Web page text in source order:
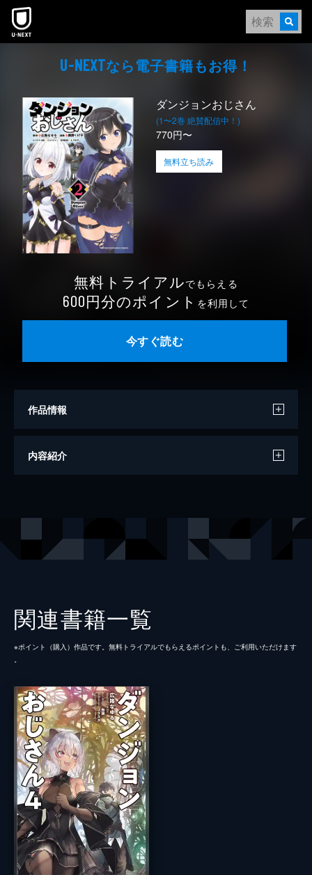
本文へスキップ
U-NEXTなら電⼦書籍もお得！
ダンジョンおじさん
(1〜2巻 絶賛配信中！)
770円〜
無料立ち読み
無料トライアルでもらえる
600円分のポイント を利用して
今すぐ読む
作品情報
漫画
掲載誌 チャンピオンクロス
内容紹介
関連書籍一覧
※ポイント（購⼊）作品です。無料トライアルでもらえるポイントも、ご利⽤いただけます
。